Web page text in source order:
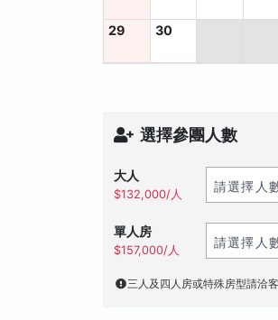
29 30
選擇參團人數
大人
$132,000/人
單人房
$157,000/人
三人及四人房或特殊房型請洽